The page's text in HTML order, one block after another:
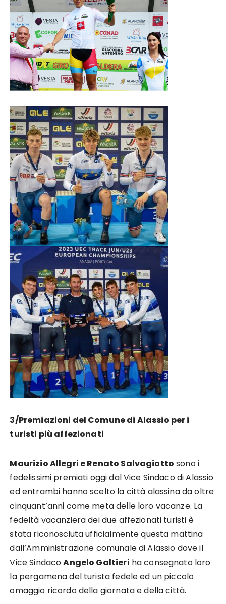
3/Premiazioni del Comune di Alassio per i
turisti più affezionati
Maurizio Allegri e Renato Salvagiotto sono i
fedelissimi premiati oggi dal Vice Sindaco di Alassio
ed entrambi hanno scelto la città alassina da oltre
cinquant’anni come meta delle loro vacanze. La
fedeltà vacanziera dei due affezionati turisti è
stata riconosciuta ufficialmente questa mattina
dall’Amministrazione comunale di Alassio dove il
Vice SindacoAngelo Galtieri ha consegnato loro
la pergamena del turista fedele ed un piccolo
omaggio ricordo della giornata e della città.